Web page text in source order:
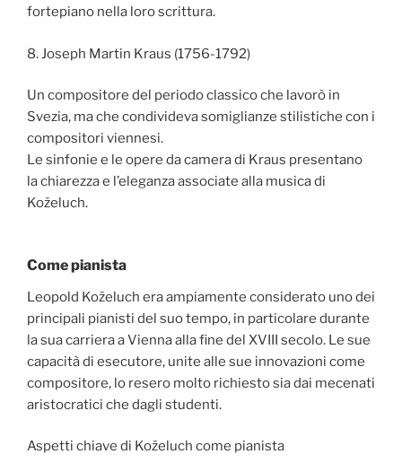
fortepiano nella loro scrittura.
8. Joseph Martin Kraus (1756-1792)
Un compositore del periodo classico che lavorò in
Svezia, ma che condivideva somiglianze stilistiche con i
compositori viennesi.
Le sinfonie e le opere da camera di Kraus presentano
la chiarezza e l’eleganza associate alla musica di
Koželuch.
Come pianista
Leopold Koželuch era ampiamente considerato uno dei
principali pianisti del suo tempo, in particolare durante
la sua carriera a Vienna alla fine del XVIII secolo. Le sue
capacità di esecutore, unite alle sue innovazioni come
compositore, lo resero molto richiesto sia dai mecenati
aristocratici che dagli studenti.
Aspetti chiave di Koželuch come pianista